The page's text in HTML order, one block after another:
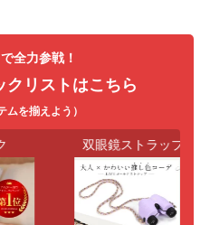
全力参戦！
クリストはこちら
ムを揃えよう）
双眼鏡ストラップ